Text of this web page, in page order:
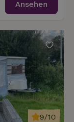
Ansehen
9/10